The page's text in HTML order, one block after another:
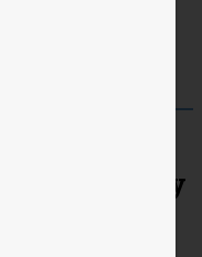
по договору